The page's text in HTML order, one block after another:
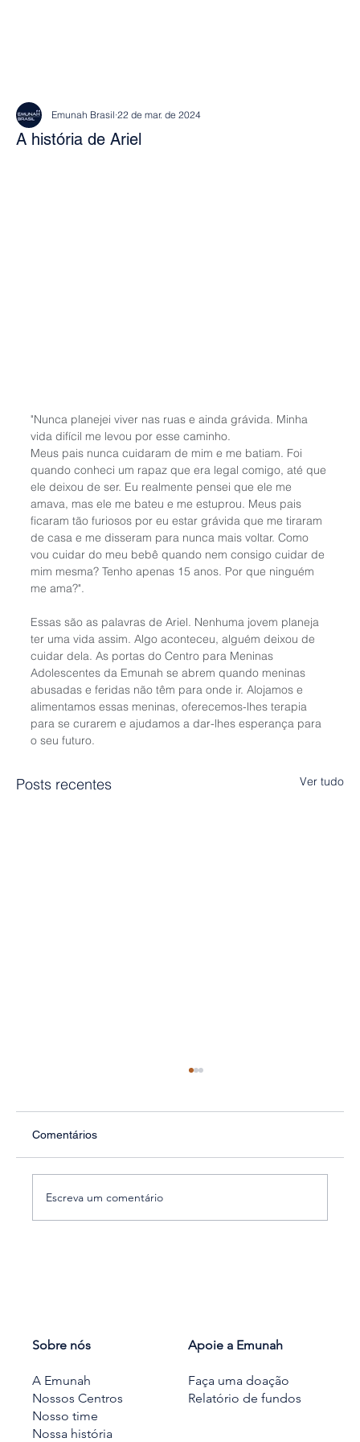
A história de Ariel
Emunah Brasil 22 de mar. de 2024
"Nunca planejei viver nas ruas e ainda grávida. Minha
vida difícil me levou por esse caminho.
Meus pais nunca cuidaram de mim e me batiam. Foi
quando conheci um rapaz que era legal comigo, até que
ele deixou de ser. Eu realmente pensei que ele me
amava, mas ele me bateu e me estuprou. Meus pais
ficaram tão furiosos por eu estar grávida que me tiraram
de casa e me disseram para nunca mais voltar. Como
vou cuidar do meu bebê quando nem consigo cuidar de
mim mesma? Tenho apenas 15 anos. Por que ninguém
me ama?".
Essas são as palavras de Ariel. Nenhuma jovem planeja
ter uma vida assim. Algo aconteceu, alguém deixou de
cuidar dela. As portas do Centro para Meninas
Adolescentes da Emunah se abrem quando meninas
abusadas e feridas não têm para onde ir. Alojamos e
alimentamos essas meninas, oferecemos-lhes terapia
para se curarem e ajudamos a dar-lhes esperança para
o seu futuro.
Posts recentes Ver tudo
Comentários
Escreva um comentário
Sobre nós
A Emunah
Nossos Centros
Nosso time
Nossa história
Apoie a Emunah
Faça uma doação
Relatório de fundos